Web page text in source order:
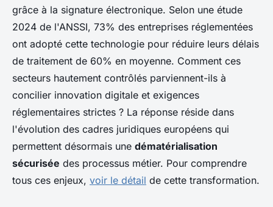
grâce à la signature électronique. Selon une étude
2024 de l'ANSSI, 73% des entreprises réglementées
ont adopté cette technologie pour réduire leurs délais
de traitement de 60% en moyenne. Comment ces
secteurs hautement contrôlés parviennent-ils à
concilier innovation digitale et exigences
réglementaires strictes ? La réponse réside dans
l'évolution des cadres juridiques européens qui
permettent désormais une dématérialisation
sécurisée des processus métier. Pour comprendre
tous ces enjeux, voir le détail de cette transformation.